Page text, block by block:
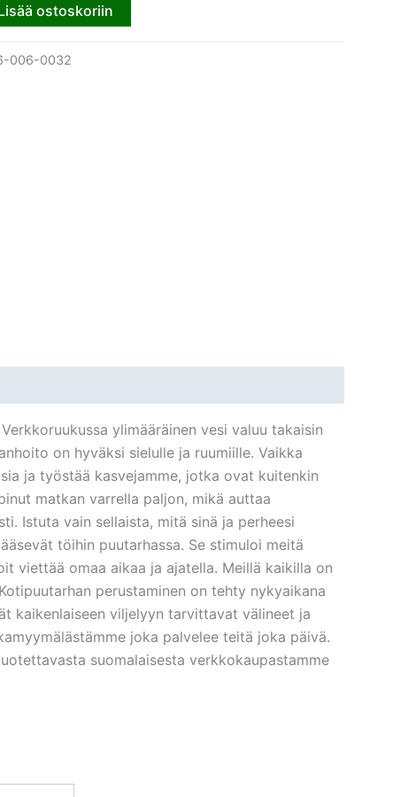
ostoskoriin
006-0032
ylimääräinen vesi valuu takaisin
on hyväksi sielulle ja ruumiille. Vaikka
ja työstää kasvejamme, jotka ovat kuitenkin
matkan varrella paljon, mikä auttaa
Istuta vain sellaista, mitä sinä ja perheesi
töihin puutarhassa. Se stimuloi meitä
viettää omaa aikaa ja ajatella. Meillä kaikilla on
perustaminen on tehty nykyaikana
kaikenlaiseen viljelyyn tarvittavat välineet ja
joka palvelee teitä joka päivä.
suomalaisesta verkkokaupastamme